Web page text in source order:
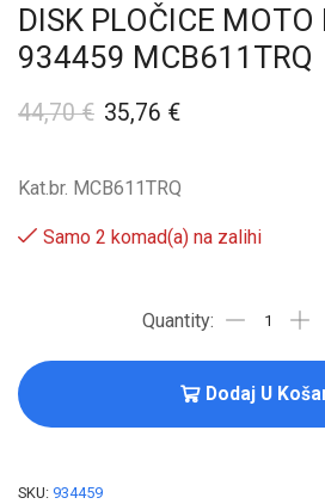
DISK PLOČICE
934459 MCB611TRQ
44,70€ 35,76 €
Kat.br. MCB611TRQ
Samo 2 komad(a) na zalihi
Dodaj U
SKU: 934459